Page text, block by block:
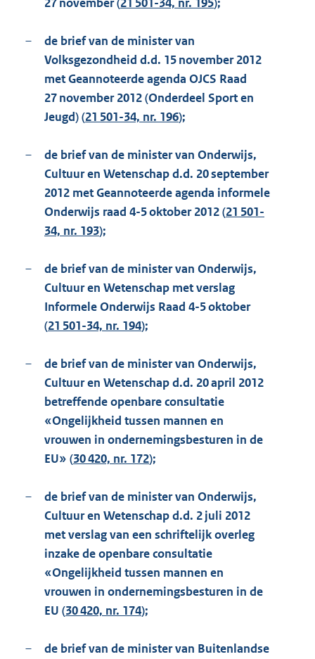
–
de brief van de minister van
Volksgezondheid d.d. 15 november 2012
met Geannoteerde agenda OJCS Raad
27 november 2012 (Onderdeel Sport en
Jeugd) (21 501-34, nr. 196);
–
de brief van de minister van Onderwijs,
Cultuur en Wetenschap d.d. 20 september
2012 met Geannoteerde agenda informele
Onderwijs raad 4-5 oktober 2012 (21 501-
34, nr. 193);
–
de brief van de minister van Onderwijs,
Cultuur en Wetenschap met verslag
Informele Onderwijs Raad 4-5 oktober
(21 501-34, nr. 194);
–
de brief van de minister van Onderwijs,
Cultuur en Wetenschap d.d. 20 april 2012
betreffende openbare consultatie
«Ongelijkheid tussen mannen en
vrouwen in ondernemingsbesturen in de
EU» (30 420, nr. 172);
–
de brief van de minister van Onderwijs,
Cultuur en Wetenschap d.d. 2 juli 2012
met verslag van een schriftelijk overleg
inzake de openbare consultatie
«Ongelijkheid tussen mannen en
vrouwen in ondernemingsbesturen in de
EU (30 420, nr. 174);
–
de brief van de minister van Buitenlandse